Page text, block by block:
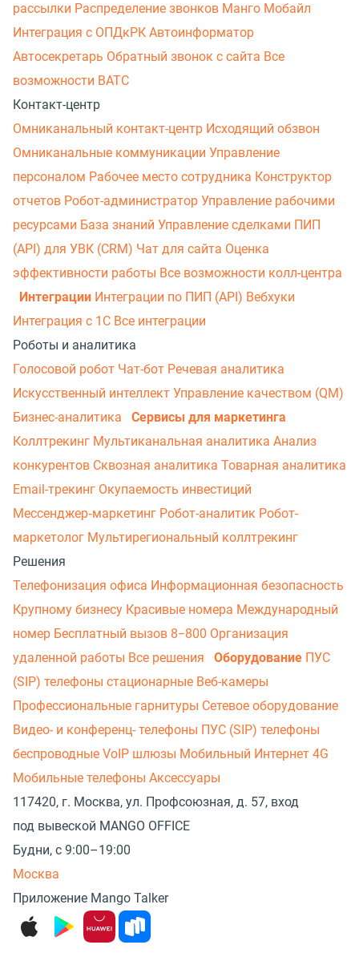
рассылки Распределение звонков Манго Мобайл
Интеграция с ОПДкРК Автоинформатор
Автосекретарь Обратный звонок с сайта Все
возможности ВАТС
Контакт-центр
Омниканальный контакт-центр Исходящий обзвон
Омниканальные коммуникации Управление
персоналом Рабочее место сотрудника Конструктор
отчетов Робот-администратор Управление рабочими
ресурсами База знаний Управление сделками ПИП
(API) для УВК (CRM) Чат для сайта Оценка
эффективности работы Все возможности колл-центра
Интеграции Интеграции по ПИП (API) Вебхуки
Интеграция с 1С Все интеграции
Роботы и аналитика
Голосовой робот Чат-бот Речевая аналитика
Искусственный интеллект Управление качеством (QM)
Бизнес-аналитика
Сервисы для маркетинга
Коллтрекинг Мультиканальная аналитика Анализ
конкурентов Сквозная аналитика Товарная аналитика
Email-трекинг Окупаемость инвестиций
Мессенджер‑маркетинг Робот-аналитик Робот-
маркетолог Мультирегиональный коллтрекинг
Решения
Телефонизация офиса Информационная безопасность
Крупному бизнесу Красивые номера Международный
номер Бесплатный вызов 8−800 Организация
удаленной работы Все решения Оборудование ПУС
(SIP) телефоны стационарные Веб-камеры
Профессиональные гарнитуры Сетевое оборудование
Видео- и конференц- телефоны ПУС (SIP) телефоны
беспроводные VoIP шлюзы Мобильный Интернет 4G
Мобильные телефоны Аксессуары
117420, г. Москва, ул. Профсоюзная, д. 57, вход
под вывеской MANGO OFFICE
Будни, с 9:00–19:00
Москва
Приложение Mango Talker